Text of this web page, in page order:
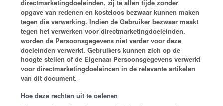
directmarketingdoeleinden, zij te allen tijde zonder
opgave van redenen en kosteloos bezwaar kunnen maken
tegen die verwerking. Indien de Gebruiker bezwaar maakt
tegen het verwerken voor directmarketingdoeleinden,
worden de Persoonsgegevens niet verder voor deze
doeleinden verwerkt. Gebruikers kunnen zich op de
hoogte stellen of de Eigenaar Persoonsgegevens verwerkt
voor directmarketingdoeleinden in de relevante artikelen
van dit document.
Hoe deze rechten uit te oefenen